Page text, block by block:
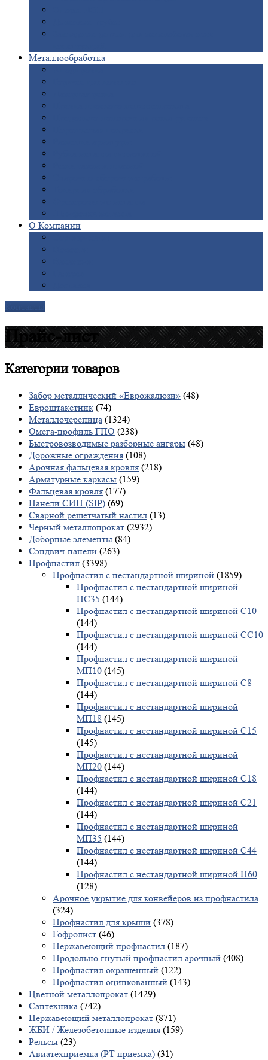
Металлообработка
О Компании
Прайс-лист
Категориитоваров
Забор металлический «Еврожалюзи» (48)
Евроштакетник (74)
Металлочерепица (1324)
Омега-профиль ГПО (238)
Быстровозводимые разборные ангары (48)
Дорожные ограждения (108)
Арочная фальцевая кровля (218)
Арматурные каркасы (159)
Фальцевая кровля (177)
Панели СИП (SIP) (69)
Сварной решетчатый настил (13)
Черный металлопрокат (2932)
Доборные элементы (84)
Сэндвич-панели (263)
Профнастил (3398)
Профнастил с нестандартной шириной (1859)
Профнастил с нестандартной шириной
НС35 (144)
Профнастил с нестандартной шириной С10
(144)
Профнастил с нестандартной шириной СС10
(144)
Профнастил с нестандартной шириной
МП10 (145)
Профнастил с нестандартной шириной С8
(144)
Профнастил с нестандартной шириной
МП18 (145)
Профнастил с нестандартной шириной С15
(145)
Профнастил с нестандартной шириной
МП20 (144)
Профнастил с нестандартной шириной С18
(144)
Профнастил с нестандартной шириной С21
(144)
Профнастил с нестандартной шириной
МП35 (144)
Профнастил с нестандартной шириной С44
(144)
Профнастил с нестандартной шириной Н60
(128)
Арочное укрытие для конвейеров из профнастила
(324)
Профнастил для крыши (378)
Гофролист (46)
Нержавеющий профнастил (187)
Продольно гнутый профнастил арочный (408)
Профнастил окрашенный (122)
Профнастил оцинкованный (143)
Цветной металлопрокат (1429)
Сантехника (742)
Нержавеющий металлопрокат (871)
ЖБИ / Железобетонные изделия (159)
Рельсы (23)
Авиатехприемка (РТ приемка) (31)